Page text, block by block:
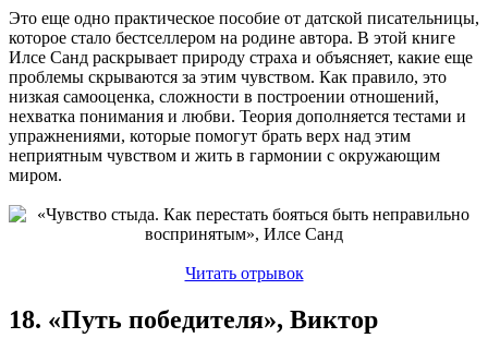
Это еще одно практическое пособие от датской писательницы,
которое стало бестселлером на родине автора. В этой книге
Илсе Санд раскрывает природу страха и объясняет, какие еще
проблемы скрываются за этим чувством. Как правило, это
низкая самооценка, сложности в построении отношений,
нехватка понимания и любви. Теория дополняется тестами и
упражнениями, которые помогут брать верх над этим
неприятным чувством и жить в гармонии с окружающим
миром.
Читать отрывок
18. «Путь победителя», Виктор